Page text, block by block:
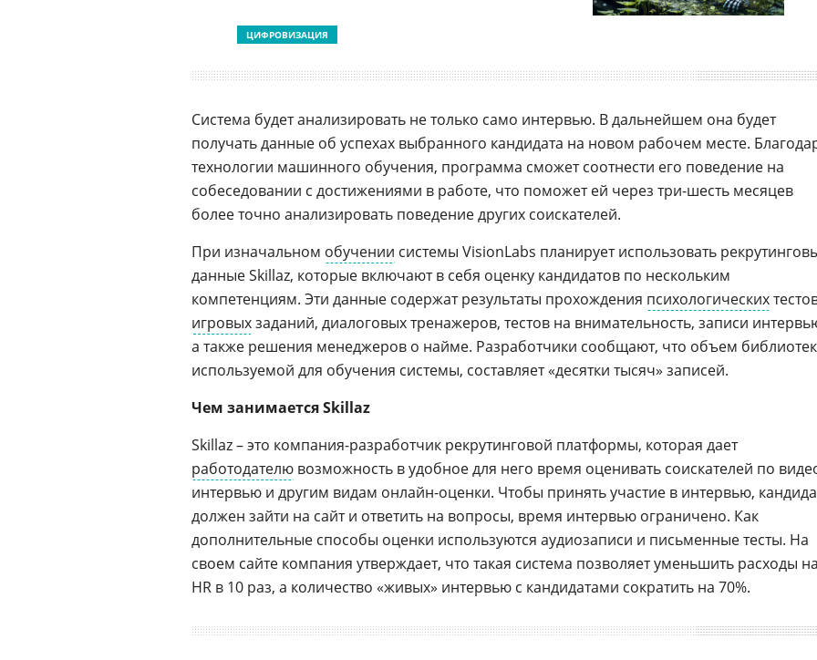
ЦИФРОВИЗАЦИЯ
Система будет анализировать не только само интервью. В дальнейшем она будет
получать данные об успехах выбранного кандидата на новом рабочем месте.
технологии машинного обучения, программа сможет соотнести его поведение на
собеседовании с достижениями в работе, что поможет ей через три-шесть месяцев
более точно анализировать поведение других соискателей.
При изначальном обучении системы VisionLabs планирует использовать
данные Skillaz, которые включают в себя оценку кандидатов по нескольким
компетенциям. Эти данные содержат результаты прохождения психологических
игровыхзаданий, диалоговых тренажеров, тестов на внимательность, записи
а также решения менеджеров о найме. Разработчики сообщают, что объем
используемой для обучения системы, составляет «десятки тысяч» записей.
Чем занимается Skillaz
Skillaz – это компания-разработчик рекрутинговой платформы, которая дает
работодателю возможность в удобное для него время оценивать соискателей по
интервью и другим видам онлайн-оценки. Чтобы принять участие в интервью,
должен зайти на сайт и ответить на вопросы, время интервью ограничено. Как
дополнительные способы оценки используются аудиозаписи и письменные тесты. На
своем сайте компания утверждает, что такая система позволяет уменьшить расходы
HR в 10 раз, а количество «живых» интервью с кандидатами сократить на 70%.